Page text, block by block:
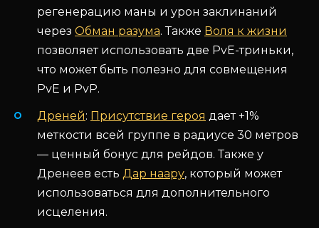
регенерацию маны и урон заклинаний
через Обман разума. Также Воля к жизни
позволяет использовать две PvE-триньки,
что может быть полезно для совмещения
PvE и PvP.
Дреней: Присутствие героя дает +1%
меткости всей группе в радиусе 30 метров
— ценный бонус для рейдов. Также у
Дренеев есть Дар наару, который может
использоваться для дополнительного
исцеления.